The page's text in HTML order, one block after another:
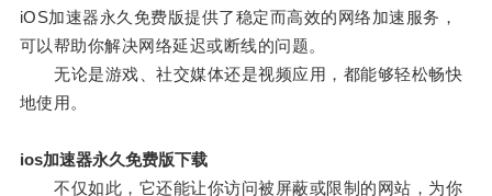
iOS加速器永久免费版提供了稳定而高效的网络加速服务，
可以帮助你解决网络延迟或断线的问题。
无论是游戏、社交媒体还是视频应用，都能够轻松畅快
地使用。
ios加速器永久免费版下载
不仅如此，它还能让你访问被屏蔽或限制的网站，为你